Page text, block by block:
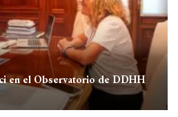
en el Observatorio de DDHH